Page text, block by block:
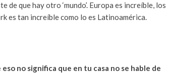
que hay otro ‘mundo’. Europa es increíble, los
es tan increíble como lo es Latinoamérica.
no significa que en tu casa no se hable de